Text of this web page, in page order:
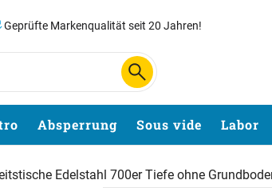
Geprüfte Markenqualität seit 20 Jahren!
Absperrung Sous vide Labor
Edelstahl 700er Tiefe ohne